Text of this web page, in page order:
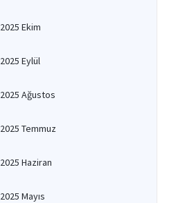
2025 Ekim
2025 Eylül
2025 Ağustos
2025 Temmuz
2025 Haziran
2025 Mayıs